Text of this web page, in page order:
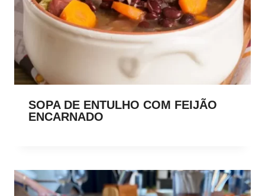
SOPA DE ENTULHO COM FEIJÃO
ENCARNADO